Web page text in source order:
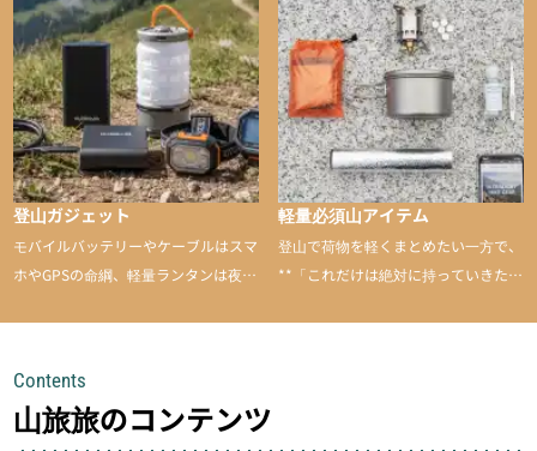
と引き上げてくれる――そんな意外性
のあるアイテムを紹介
登山ガジェット
モバイルバッテリーやケーブルはスマ
ホやGPSの命綱、軽量ランタンは夜間
して安全にしてくれます
軽量必須山アイテム
登山で荷物を軽くまとめたい一方で、
**「これだけは絶対に持っていきた
Contents
山旅旅のコンテンツ